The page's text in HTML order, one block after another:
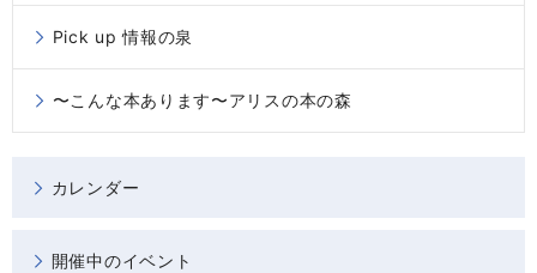
Pick up 情報の泉
〜こんな本あります〜アリスの本の森
カレンダー
開催中のイベント